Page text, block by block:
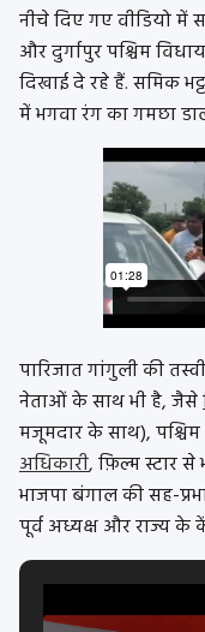
नीचे दिए गए वीडियो में
और दुर्गापुर पश्चिम
दिखाई दे रहे हैं. समिक
में भगवा रंग का गमछा
पारिजात गांगुली की
नेताओं के साथ भी है, जैसे
मजूमदार के साथ),
अधिकारी, फ़िल्म स्टार से
भाजपा बंगाल की सह-
पूर्व अध्यक्ष और राज्य के